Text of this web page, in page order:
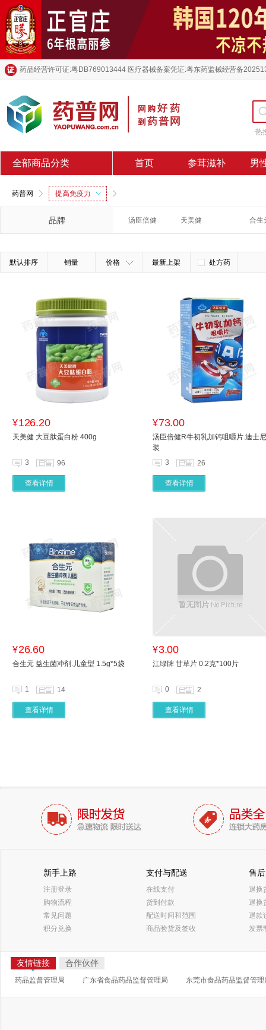
药品经营许可证:粤DB769013444 医疗器械备案凭证:粤东药监械经营备
热
全部商品分类 首页 参茸滋补 男
药普网 提高免疫力
品牌 汤臣倍健 天美健 合生
默认排序 销量 价格 最新上架 处方药
¥126.20
天美健 大豆肽蛋白粉 400g
3 96
查看详情
¥73.00
汤臣倍健R牛初乳加钙咀嚼片.迪士尼
装
3
26
查看详情
¥26.60
合生元 益生菌冲剂.儿童型 1.5g*5袋
1 14
查看详情
¥3.00
江绿牌 甘草片 0.2克*100片
0 2
查看详情
新手上路
注册登录
购物流程
常见问题
积分兑换
支付与配送
在线支付
货到付款
配送时间和范围
商品验货及签收
售
退换
退换
退款
发票
友情链接 合作伙伴
药品监督管理局 广东省食品药品监督管理局 东莞市食品药品监督管理